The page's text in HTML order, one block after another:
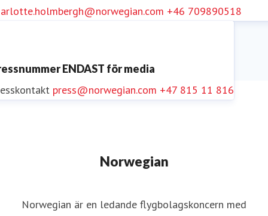
+46 709890518
ENDAST för media
press@norwegian.com +47 815 11 816
Norwegian
Norwegian är en ledande flygbolagskoncern med